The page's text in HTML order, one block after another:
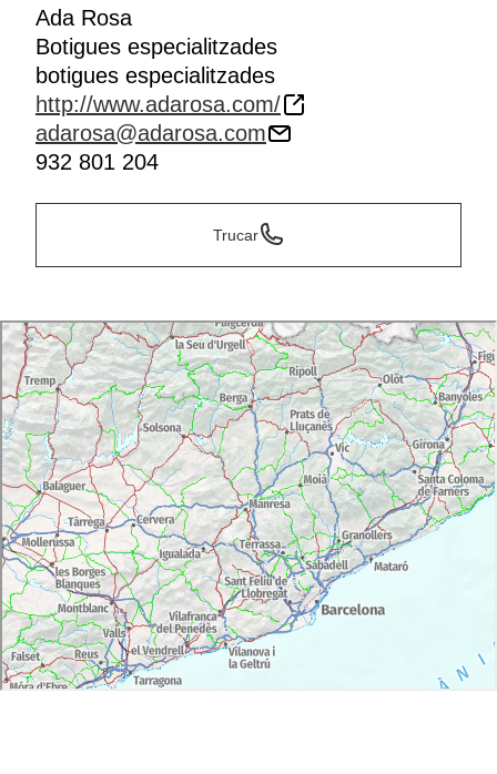
Ada Rosa
Botigues especialitzades
botigues especialitzades
http://www.adarosa.com/
adarosa@adarosa.com
932 801 204
Trucar